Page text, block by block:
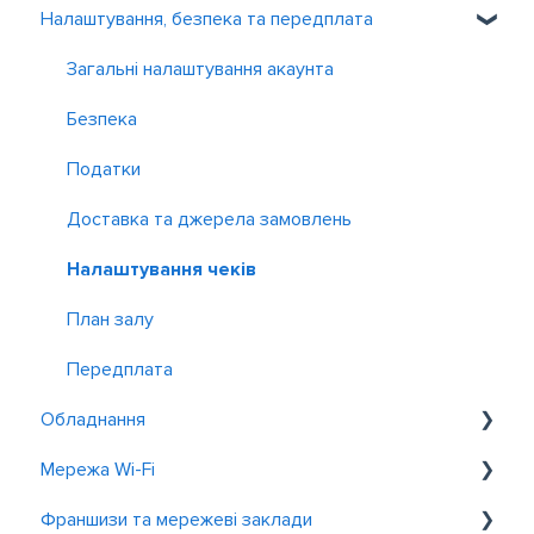
Бронювання і замовлення
Інші застосунки
Контроль і звіт
Зарплата
Як навести лад у фінансах
Фінансові звіти та Cash flow
P&L
Працівники
Акції
Загальне
Детальні звіти з продажів
Чеки та контроль операцій
ABC-аналіз
Оплати та податки
Прибуток та фудкост
Клієнти та доставка
Бронювання
Налаштування, безпека та передплата
Загальні налаштування акаунта
Безпека
Податки
Доставка та джерела замовлень
Налаштування чеків
План залу
Передплата
Обладнання
Принтери
Банківські термінали
Мережа Wi-Fi
Вибір обладнання
Франшизи та мережеві заклади